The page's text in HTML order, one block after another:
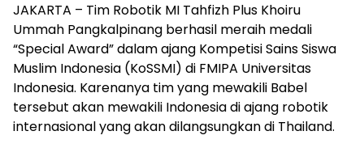
JAKARTA – Tim Robotik MI Tahfizh Plus Khoiru
Ummah Pangkalpinang berhasil meraih medali
“Special Award” dalam ajang Kompetisi Sains Siswa
Muslim Indonesia (KoSSMI) di FMIPA Universitas
Indonesia. Karenanya tim yang mewakili Babel
tersebut akan mewakili Indonesia di ajang robotik
internasional yang akan dilangsungkan di Thailand.